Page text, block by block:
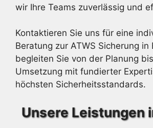
wir Ihre Teams zuverlässig und
Kontaktieren Sie uns für eine
Beratung zur ATWS Sicherung in
begleiten Sie von der Planung
Umsetzung mit fundierter
höchsten Sicherheitsstandards.
Unsere Leistungen